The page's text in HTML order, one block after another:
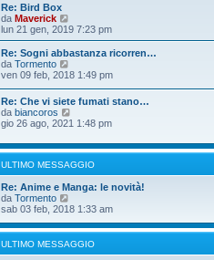
g
i
s
g
g
i
o
l
m
o
m
e
s
s
a
g
i
o
Re: Bird Box
da Maverick
e
d
i
l
i
m
o
m
s
s
a
g
g
i
o
lun 21 gen, 2019 7:23 pm
Re: Sogni abbastanza ricorren…
da Tormento
e
u
l
t
m
o
e
s
s
a
g
i
ven 09 feb, 2018 1:49 pm
Re: Che vi siete fumati stano…
da biancoros
e
i
u
l
t
i
o
m
e
s
s
gio 26 ago, 2021 1:48 pm
ULTIMO MESSAGGIO
Re: Anime e Manga: le novità!
da Tormento
e
i
u
sab 03 feb, 2018 1:33 am
ULTIMO MESSAGGIO